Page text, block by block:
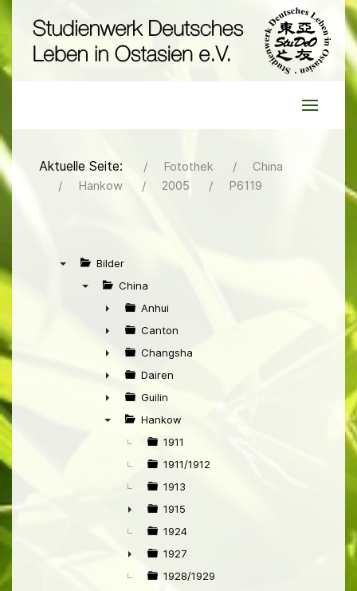
Aktuelle Seite: Fotothek
China
Hankow
2005 P6119
Bilder
China
►
Anhui
►
Canton
►
Changsha
►
Dairen
►
Guilin
Hankow
1911
1911/1912
1913
►
1915
1924
►
1927
1928/1929